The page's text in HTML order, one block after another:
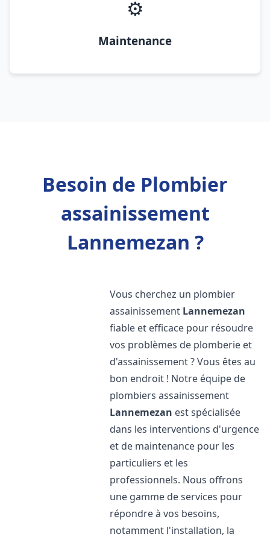
⚙️
Maintenance
Besoin de Plombier
assainissement
Lannemezan ?
Vous cherchez un plombier
assainissement Lannemezan
fiable et efficace pour résoudre
vos problèmes de plomberie et
d'assainissement ? Vous êtes au
bon endroit ! Notre équipe de
plombiers assainissement
Lannemezan est spécialisée
dans les interventions d'urgence
et de maintenance pour les
particuliers et les
professionnels. Nous offrons
une gamme de services pour
répondre à vos besoins,
notamment l'installation, la